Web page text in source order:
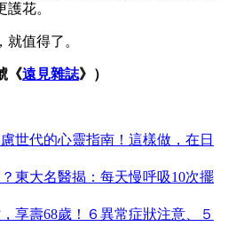
花。
值得了。
《遠見雜誌》）
世代的心靈指南！這樣做，在日
東大名醫揭：每天慢呼吸10次擺
享壽68歲！６異常症狀注意、５